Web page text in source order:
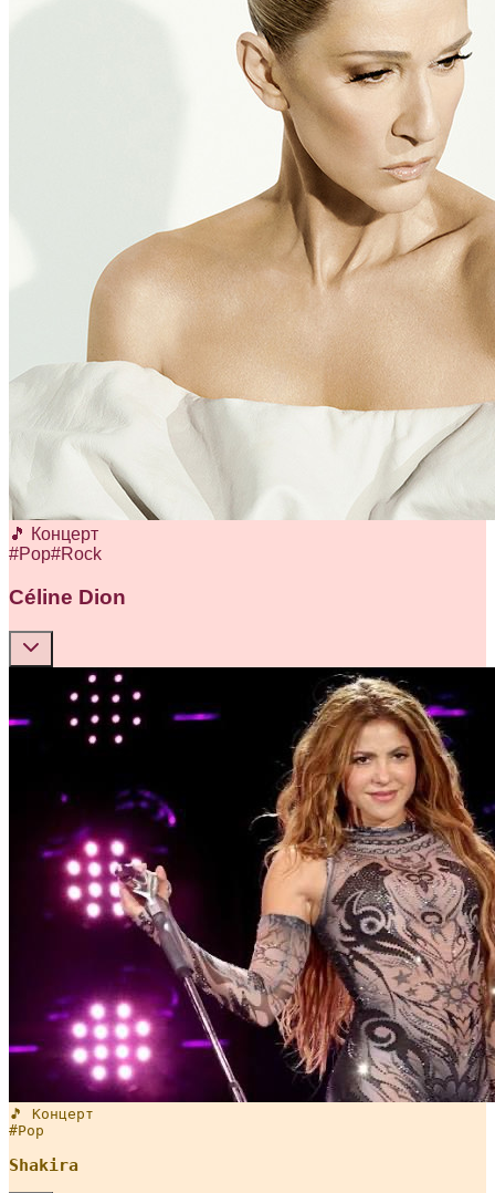
🎵 Концерт
#Pop#Rock
Céline Dion
🎵 Концерт
#Pop
Shakira